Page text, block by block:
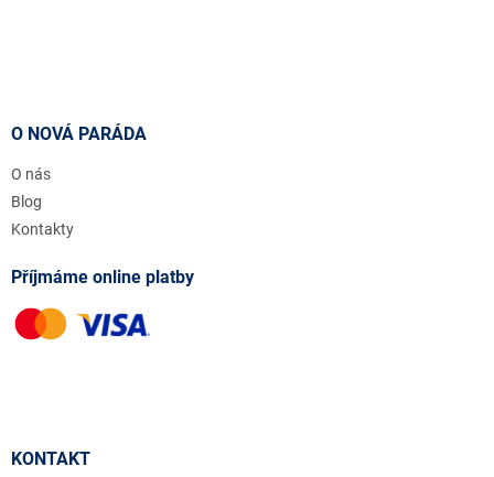
O NOVÁ PARÁDA
O nás
Blog
Kontakty
Příjmáme online platby
KONTAKT